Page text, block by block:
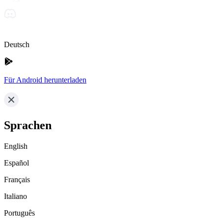
Deutsch
Für Android herunterladen
Sprachen
English
Español
Français
Italiano
Português